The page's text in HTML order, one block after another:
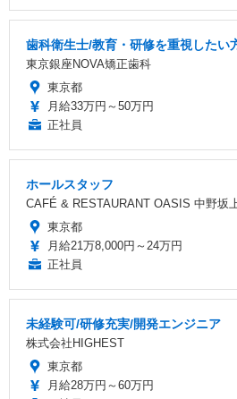
歯科衛生士/教育・研修を重視したい
東京銀座NOVA矯正歯科
東京都
月給33万円～50万円
正社員
ホールスタッフ
CAFÉ & RESTAURANT OASIS 中野坂
東京都
月給21万8,000円～24万円
正社員
未経験可/研修充実/開発エンジニア
株式会社HIGHEST
東京都
月給28万円～60万円